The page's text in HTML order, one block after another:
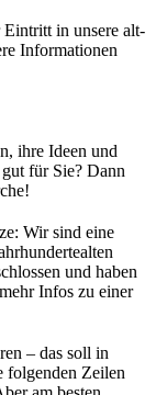
Eintritt in unsere alt-
Informationen
ihre Ideen und
für Sie? Dann
Wir sind eine
und haben
Infos zu einer
– das soll in
folgenden Zeilen